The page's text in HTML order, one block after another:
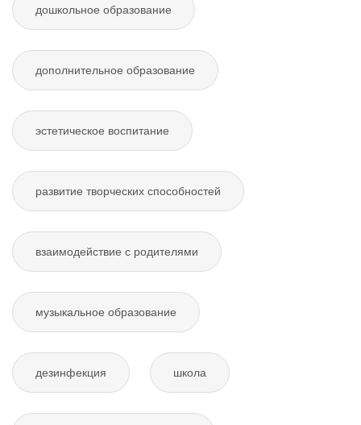
дошкольное образование
дополнительное образование
эстетическое воспитание
развитие творческих способностей
взаимодействие с родителями
музыкальное образование
дезинфекция школа